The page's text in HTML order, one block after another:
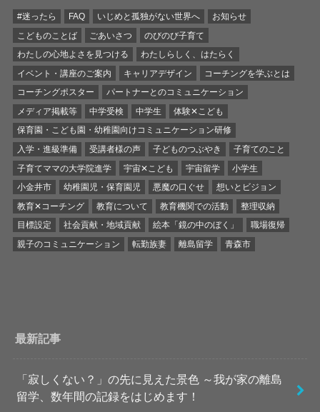
#迷ったら FAQ いじめと孤独がない世界へ
お知らせ
こどものことば
ごあいさつ
のびのび子育て
わたしの心地よさを見つける
わたしらしく、はたらく
イベント・講座のご案内
キャリアデザイン
コーチングを学ぶとは
コーチングポスター
パートナーとのコミュニケーション
メディア掲載等
中学受検 中学生
体験✕こども
保育園・こども園・幼稚園向けコミュニケーション研修
入学・進級準備
受講者様の声 子どものつぶやき
子育てのこと
子育てママの大学院進学
宇宙✕こども 宇宙留学
小学生
小金井市
幼稚園児・保育園児 悪魔の口ぐせ
想いとビジョン
教育✕コーチング
教育について 教育機関での活動
整理収納
目標設定
社会貢献・地域貢献 絵本「鏡の中のぼく」
職場復帰
親子のコミュニケーション
転勤族妻 離島留学 青森市
最新記事
「寂しくない？」の先に見えた景色 ～我が家の離島
留学、数年間の記録をはじめます！